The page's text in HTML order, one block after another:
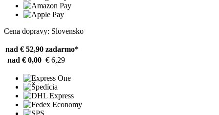
Cena dopravy: Slovensko
nad € 52,90 zadarmo*
nad € 0,00 € 6,29